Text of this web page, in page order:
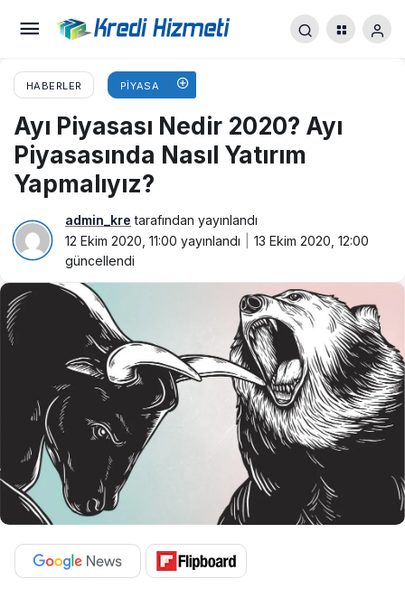
HABERLER PIYASA
Ayı Piyasası Nedir 2020? Ayı
Piyasasında Nasıl Yatırım
Yapmalıyız?
admin_kre tarafından yayınlandı
12 Ekim 2020, 11:00 yayınlandı
13 Ekim 2020, 12:00
güncellendi